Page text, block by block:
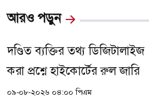
আরও পড়ুন
দণ্ডিত ব্যক্তির তথ্য ডিজিটালাইজ
করা প্রশ্নে হাইকোর্টের রুল জারি
০৯-০৮-২০২৬ ০৪:০০ পিএম